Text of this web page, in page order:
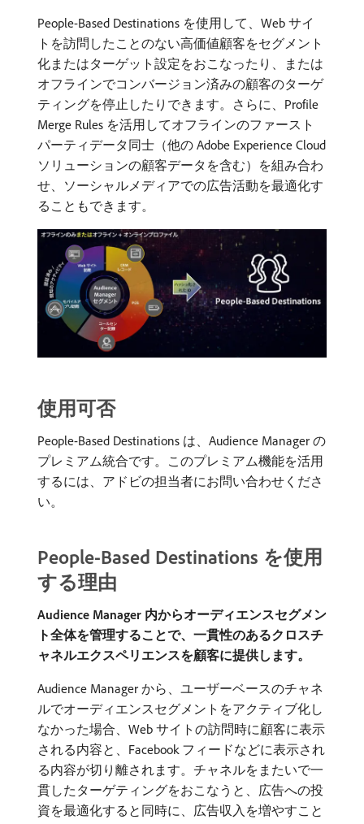
People-Based Destinations を使用して、Web サイ
トを訪問したことのない高価値顧客をセグメント
化またはターゲット設定をおこなったり、または
オフラインでコンバージョン済みの顧客のターゲ
ティングを停止したりできます。さらに、Profile
Merge Rules を活用してオフラインのファースト
パーティデータ同士（他の Adobe Experience Cloud
ソリューションの顧客データを含む）を組み合わ
せ、ソーシャルメディアでの広告活動を最適化す
ることもできます。
使用可否
People-Based Destinations は、Audience Manager の
プレミアム統合です。このプレミアム機能を活用
するには、アドビの担当者にお問い合わせくださ
い。
People-Based Destinations を使用
する理由
Audience Manager 内からオーディエンスセグメン
ト全体を管理することで、一貫性のあるクロスチ
ャネルエクスペリエンスを顧客に提供します。
Audience Manager から、ユーザーベースのチャネ
ルでオーディエンスセグメントをアクティブ化し
なかった場合、Web サイトの訪問時に顧客に表示
される内容と、Facebook フィードなどに表示され
る内容が切り離されます。チャネルをまたいで一
貫したターゲティングをおこなうと、広告への投
資を最適化すると同時に、広告収入を増やすこと